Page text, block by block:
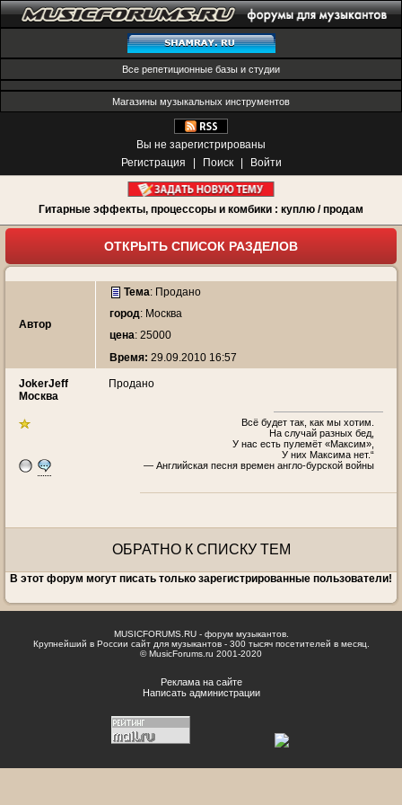
Все репетиционные базы и студии
Магазины музыкальных инструментов
Вы не зарегистрированы
Регистрация
Поиск Войти
Гитарные эффекты, процессоры и комбики : куплю / продам
ОТКРЫТЬ СПИСОК РАЗДЕЛОВ
Автор
Тема: Продано
город: Москва
цена: 25000
Время: 29.09.2010 16:57
JokerJeff
Москва
Продано
Всё будет так, как мы хотим.
На случай разных бед,
У нас есть пулемёт «Максим»,
У них Максима нет.“
— Английская песня времен англо-бурской войны
ОБРАТНО К СПИСКУ ТЕМ
В этот форум могут писать только зарегистрированные пользователи!
MUSICFORUMS.RU - форум музыкантов.
Крупнейший в России сайт для музыкантов - 300 тысяч посетителей в месяц.
© MusicForums.ru 2001-2020
Реклама на сайте
Написать администрации